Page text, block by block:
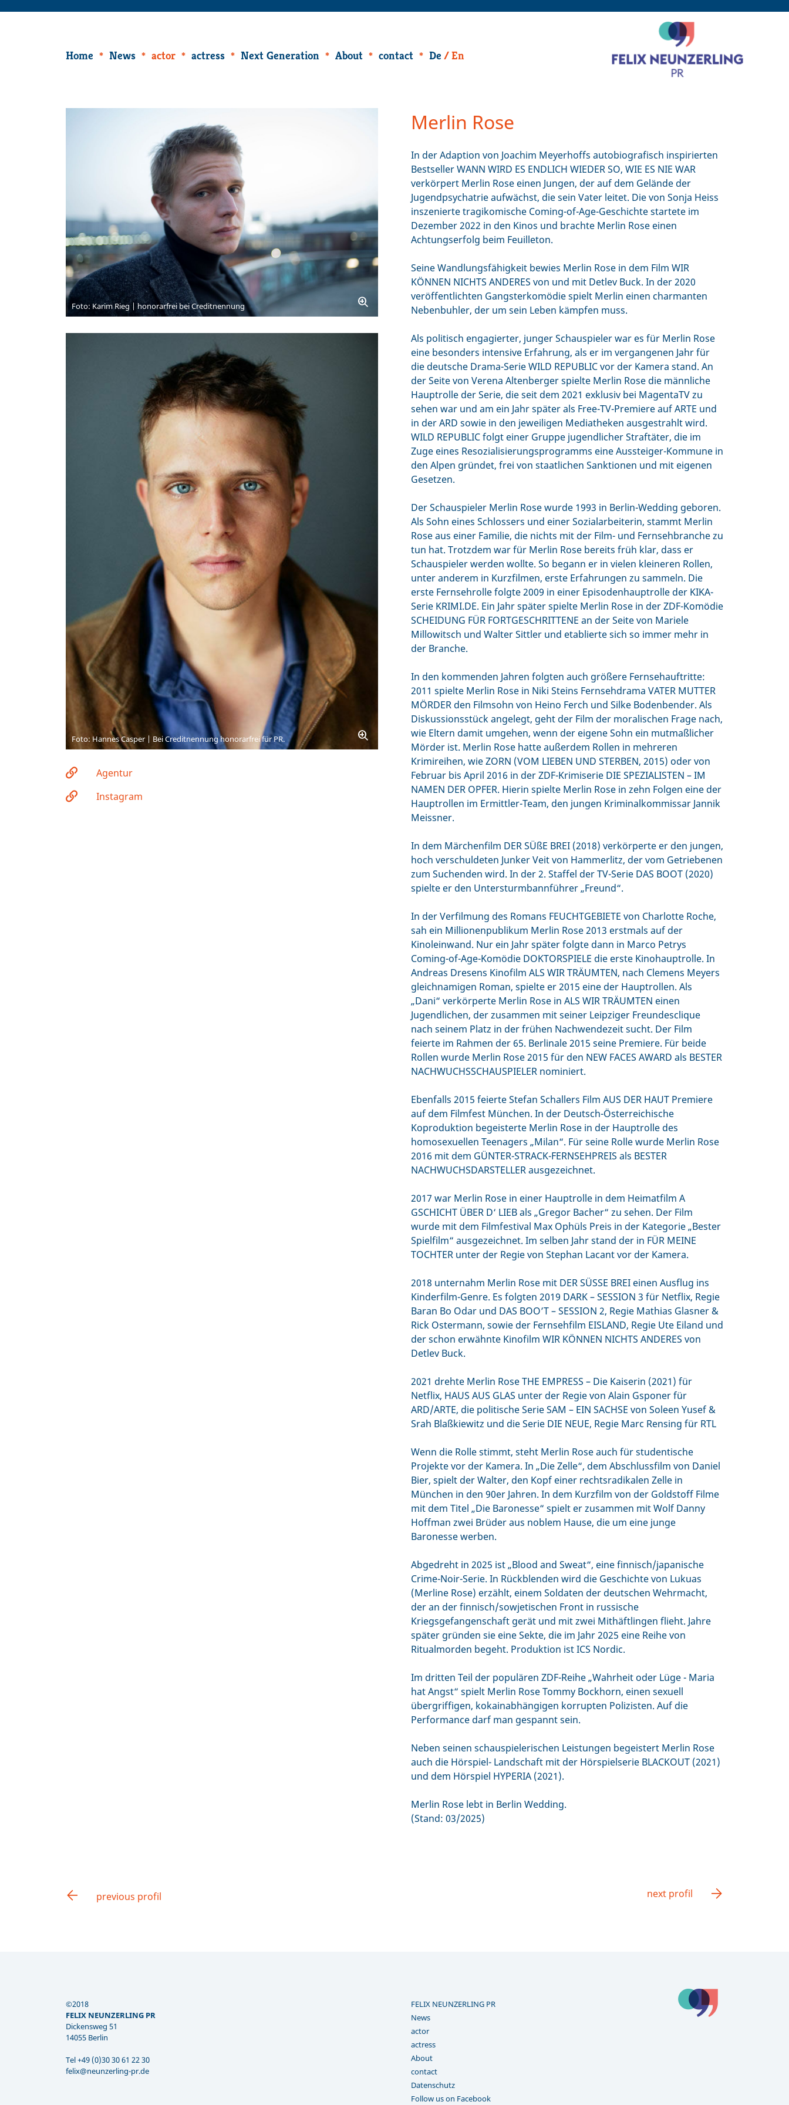
Home News actor actress Next Generation About contact De En
Foto: Karim Rieg | honorarfrei bei Creditnennung
Foto: Hannes Casper | Bei Creditnennung honorarfrei für PR.
Agentur
Instagram
Merlin Rose
In der Adaption von Joachim Meyerhoffs autobiografisch inspirierten
Bestseller WANN WIRD ES ENDLICH WIEDER SO, WIE ES NIE WAR
verkörpert Merlin Rose einen Jungen, der auf dem Gelände der
Jugendpsychatrie aufwächst, die sein Vater leitet. Die von Sonja Heiss
inszenierte tragikomische Coming-of-Age-Geschichte startete im
Dezember 2022 in den Kinos und brachte Merlin Rose einen
Achtungserfolg beim Feuilleton.
Seine Wandlungsfähigkeit bewies Merlin Rose in dem Film WIR
KÖNNEN NICHTS ANDERES von und mit Detlev Buck. In der 2020
veröffentlichten Gangsterkomödie spielt Merlin einen charmanten
Nebenbuhler, der um sein Leben kämpfen muss.
Als politisch engagierter, junger Schauspieler war es für Merlin Rose
eine besonders intensive Erfahrung, als er im vergangenen Jahr für
die deutsche Drama-Serie WILD REPUBLIC vor der Kamera stand. An
der Seite von Verena Altenberger spielte Merlin Rose die männliche
Hauptrolle der Serie, die seit dem 2021 exklusiv bei MagentaTV zu
sehen war und am ein Jahr später als Free-TV-Premiere auf ARTE und
in der ARD sowie in den jeweiligen Mediatheken ausgestrahlt wird.
WILD REPUBLIC folgt einer Gruppe jugendlicher Straftäter, die im
Zuge eines Resozialisierungsprogramms eine Aussteiger-Kommune in
den Alpen gründet, frei von staatlichen Sanktionen und mit eigenen
Gesetzen.
Der Schauspieler Merlin Rose wurde 1993 in Berlin-Wedding geboren.
Als Sohn eines Schlossers und einer Sozialarbeiterin, stammt Merlin
Rose aus einer Familie, die nichts mit der Film- und Fernsehbranche zu
tun hat. Trotzdem war für Merlin Rose bereits früh klar, dass er
Schauspieler werden wollte. So begann er in vielen kleineren Rollen,
unter anderem in Kurzfilmen, erste Erfahrungen zu sammeln. Die
erste Fernsehrolle folgte 2009 in einer Episodenhauptrolle der KIKA-
Serie KRIMI.DE. Ein Jahr später spielte Merlin Rose in der ZDF-Komödie
SCHEIDUNG FÜR FORTGESCHRITTENE an der Seite von Mariele
Millowitsch und Walter Sittler und etablierte sich so immer mehr in
der Branche.
In den kommenden Jahren folgten auch größere Fernsehauftritte:
2011 spielte Merlin Rose in Niki Steins Fernsehdrama VATER MUTTER
MÖRDER den Filmsohn von Heino Ferch und Silke Bodenbender. Als
Diskussionsstück angelegt, geht der Film der moralischen Frage nach,
wie Eltern damit umgehen, wenn der eigene Sohn ein mutmaßlicher
Mörder ist. Merlin Rose hatte außerdem Rollen in mehreren
Krimireihen, wie ZORN (VOM LIEBEN UND STERBEN, 2015) oder von
Februar bis April 2016 in der ZDF-Krimiserie DIE SPEZIALISTEN – IM
NAMEN DER OPFER. Hierin spielte Merlin Rose in zehn Folgen eine der
Hauptrollen im Ermittler-Team, den jungen Kriminalkommissar Jannik
Meissner.
In dem Märchenfilm DER SÜßE BREI (2018) verkörperte er den jungen,
hoch verschuldeten Junker Veit von Hammerlitz, der vom Getriebenen
zum Suchenden wird. In der 2. Staffel der TV-Serie DAS BOOT (2020)
spielte er den Untersturmbannführer „Freund“.
In der Verfilmung des Romans FEUCHTGEBIETE von Charlotte Roche,
sah ein Millionenpublikum Merlin Rose 2013 erstmals auf der
Kinoleinwand. Nur ein Jahr später folgte dann in Marco Petrys
Coming-of-Age-Komödie DOKTORSPIELE die erste Kinohauptrolle. In
Andreas Dresens Kinofilm ALS WIR TRÄUMTEN, nach Clemens Meyers
gleichnamigen Roman, spielte er 2015 eine der Hauptrollen. Als
„Dani“ verkörperte Merlin Rose in ALS WIR TRÄUMTEN einen
Jugendlichen, der zusammen mit seiner Leipziger Freundesclique
nach seinem Platz in der frühen Nachwendezeit sucht. Der Film
feierte im Rahmen der 65. Berlinale 2015 seine Premiere. Für beide
Rollen wurde Merlin Rose 2015 für den NEW FACES AWARD als BESTER
NACHWUCHSSCHAUSPIELER nominiert.
Ebenfalls 2015 feierte Stefan Schallers Film AUS DER HAUT Premiere
auf dem Filmfest München. In der Deutsch-Österreichische
Koproduktion begeisterte Merlin Rose in der Hauptrolle des
homosexuellen Teenagers „Milan“. Für seine Rolle wurde Merlin Rose
2016 mit dem GÜNTER-STRACK-FERNSEHPREIS als BESTER
NACHWUCHSDARSTELLER ausgezeichnet.
2017 war Merlin Rose in einer Hauptrolle in dem Heimatfilm A
GSCHICHT ÜBER D‘ LIEB als „Gregor Bacher“ zu sehen. Der Film
wurde mit dem Filmfestival Max Ophüls Preis in der Kategorie „Bester
Spielfilm“ ausgezeichnet. Im selben Jahr stand der in FÜR MEINE
TOCHTER unter der Regie von Stephan Lacant vor der Kamera.
2018 unternahm Merlin Rose mit DER SÜSSE BREI einen Ausflug ins
Kinderfilm-Genre. Es folgten 2019 DARK – SESSION 3 für Netflix, Regie
Baran Bo Odar und DAS BOO’T – SESSION 2, Regie Mathias Glasner &
Rick Ostermann, sowie der Fernsehfilm EISLAND, Regie Ute Eiland und
der schon erwähnte Kinofilm WIR KÖNNEN NICHTS ANDERES von
Detlev Buck.
2021 drehte Merlin Rose THE EMPRESS – Die Kaiserin (2021) für
Netflix, HAUS AUS GLAS unter der Regie von Alain Gsponer für
ARD/ARTE, die politische Serie SAM – EIN SACHSE von Soleen Yusef &
Srah Blaßkiewitz und die Serie DIE NEUE, Regie Marc Rensing für RTL
Wenn die Rolle stimmt, steht Merlin Rose auch für studentische
Projekte vor der Kamera. In „Die Zelle“, dem Abschlussfilm von Daniel
Bier, spielt der Walter, den Kopf einer rechtsradikalen Zelle in
München in den 90er Jahren. In dem Kurzfilm von der Goldstoff Filme
mit dem Titel „Die Baronesse“ spielt er zusammen mit Wolf Danny
Hoffman zwei Brüder aus noblem Hause, die um eine junge
Baronesse werben.
Abgedreht in 2025 ist „Blood and Sweat“, eine finnisch/japanische
Crime-Noir-Serie. In Rückblenden wird die Geschichte von Lukuas
(Merline Rose) erzählt, einem Soldaten der deutschen Wehrmacht,
der an der finnisch/sowjetischen Front in russische
Kriegsgefangenschaft gerät und mit zwei Mithäftlingen flieht. Jahre
später gründen sie eine Sekte, die im Jahr 2025 eine Reihe von
Ritualmorden begeht. Produktion ist ICS Nordic.
Im dritten Teil der populären ZDF-Reihe „Wahrheit oder Lüge - Maria
hat Angst“ spielt Merlin Rose Tommy Bockhorn, einen sexuell
übergriffigen, kokainabhängigen korrupten Polizisten. Auf die
Performance darf man gespannt sein.
Neben seinen schauspielerischen Leistungen begeistert Merlin Rose
auch die Hörspiel- Landschaft mit der Hörspielserie BLACKOUT (2021)
und dem Hörspiel HYPERIA (2021).
Merlin Rose lebt in Berlin Wedding.
(Stand: 03/2025)
previous profil next profil
©2018
FELIX NEUNZERLING PR
Dickensweg 51
14055 Berlin
Tel +49 (0)30 30 61 22 30
felix@neunzerling-pr.de
FELIX NEUNZERLING PR
News
actor
actress
About
contact
Datenschutz
Follow us on Facebook